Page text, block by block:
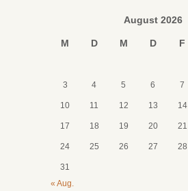
August 2026
M D M D F
3 4 5 6 7
10 11 12 13 14
17 18 19 20 21
24 25 26 27 28
31
« Aug.